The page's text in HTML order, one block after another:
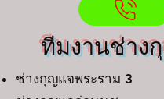
ทีมงานช่าง
ช่างกุญแจพร